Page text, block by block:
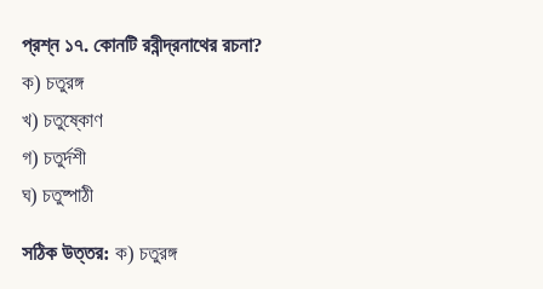
প্রশ্ন ১৭. কোনটি রবীন্দ্রনাথের রচনা?
ক) চতুরঙ্গ
খ) চতুষ্কোণ
গ) চতুর্দশী
ঘ) চতুষ্পাঠী
সঠিক উত্তর: ক) চতুরঙ্গ